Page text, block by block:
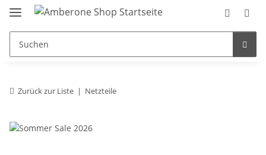
Zurück zur Liste Netzteile